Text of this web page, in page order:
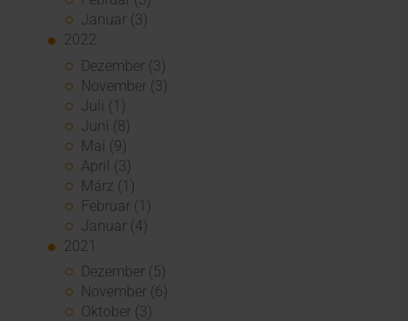
Januar (3)
2022
Dezember (3)
November (3)
Juli (1)
Juni (8)
Mai (9)
April (3)
März (1)
Februar (1)
Januar (4)
2021
Dezember (5)
November (6)
Oktober (3)